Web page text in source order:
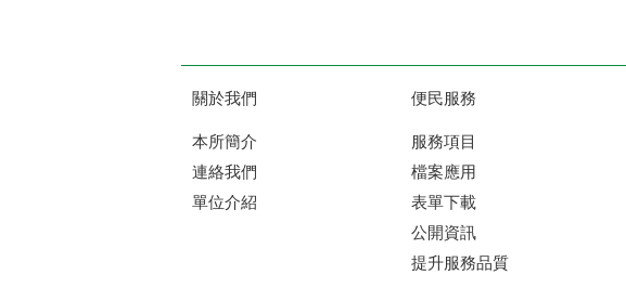
關於我們
本所簡介
連絡我們
單位介紹
便民服務
服務項目
檔案應用
表單下載
公開資訊
提升服務品質